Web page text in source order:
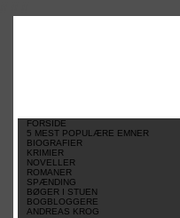
FORSIDE
5 MEST POPULÆRE EMNER
BIOGRAFIER
KRIMIER
NOVELLER
ROMANER
SPÆNDING
BØGER I STUEN
BOGBLOGGERE
ANDREAS KROG